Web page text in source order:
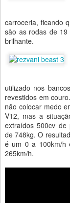
carroceria, ficando
são as rodas de 19
brilhante.
utilizado nos
revestidos em
não colocar medo
V12, mas a
extraídos 500cv de
de 748kg. O
é um 0 a 100km/h
265km/h.